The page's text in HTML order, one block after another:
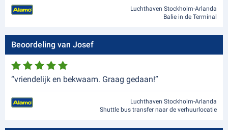
Luchthaven Stockholm-Arlanda
Balie in de Terminal
Beoordeling van Josef
“vriendelijk en bekwaam. Graag gedaan!”
Luchthaven Stockholm-Arlanda
Shuttle bus transfer naar de verhuurlocatie